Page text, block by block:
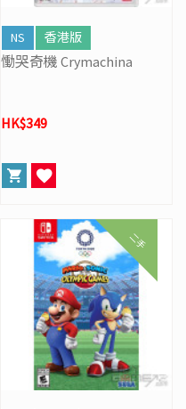
NS 香港版
慟哭奇機 Crymachina
HK$349
二手